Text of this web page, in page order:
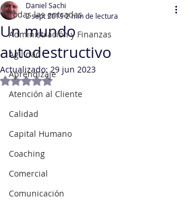
Todas las entradas
Administración y Finanzas
Agilidad
Aprendizaje
Atención al Cliente
Calidad
Capital Humano
Coaching
Comercial
Comunicación
Un mundo
autodestructivo
Daniel Sachi
2 sept 20192 min de lectura
Actualizado:29 jun 2023
Obtuvo NaN de 5 estrellas.